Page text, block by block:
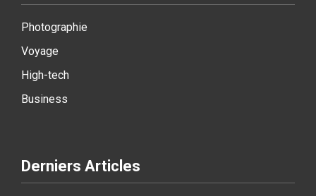
Photographie
Voyage
High-tech
Business
Derniers Articles